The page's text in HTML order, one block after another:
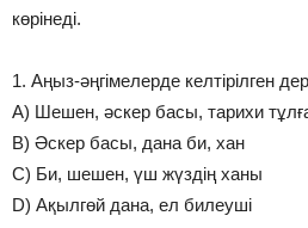
көрінеді.
1. Аңыз-әңгімелерде келтірілген
A) Шешен, әскер басы, тарихи
B) Әскер басы, дана би, хан
C) Би, шешен, үш жүздің ханы
D) Ақылгөй дана, ел билеуші